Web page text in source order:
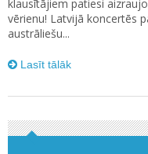
klausītājiem patiesi
vērienu! Latvijā koncertēs
austrāliešu...
Lasīt tālāk